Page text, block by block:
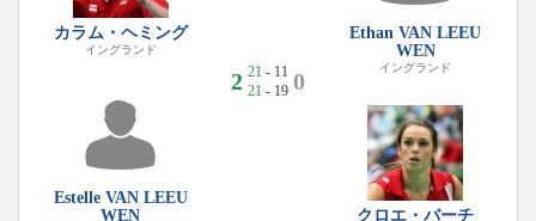
カラム・ヘミング
イングランド
Estelle VAN LEEU
WEN
2 21 - 11
21 - 19 0
Ethan VAN LEEU
WEN
イングランド
クロエ・バーチ